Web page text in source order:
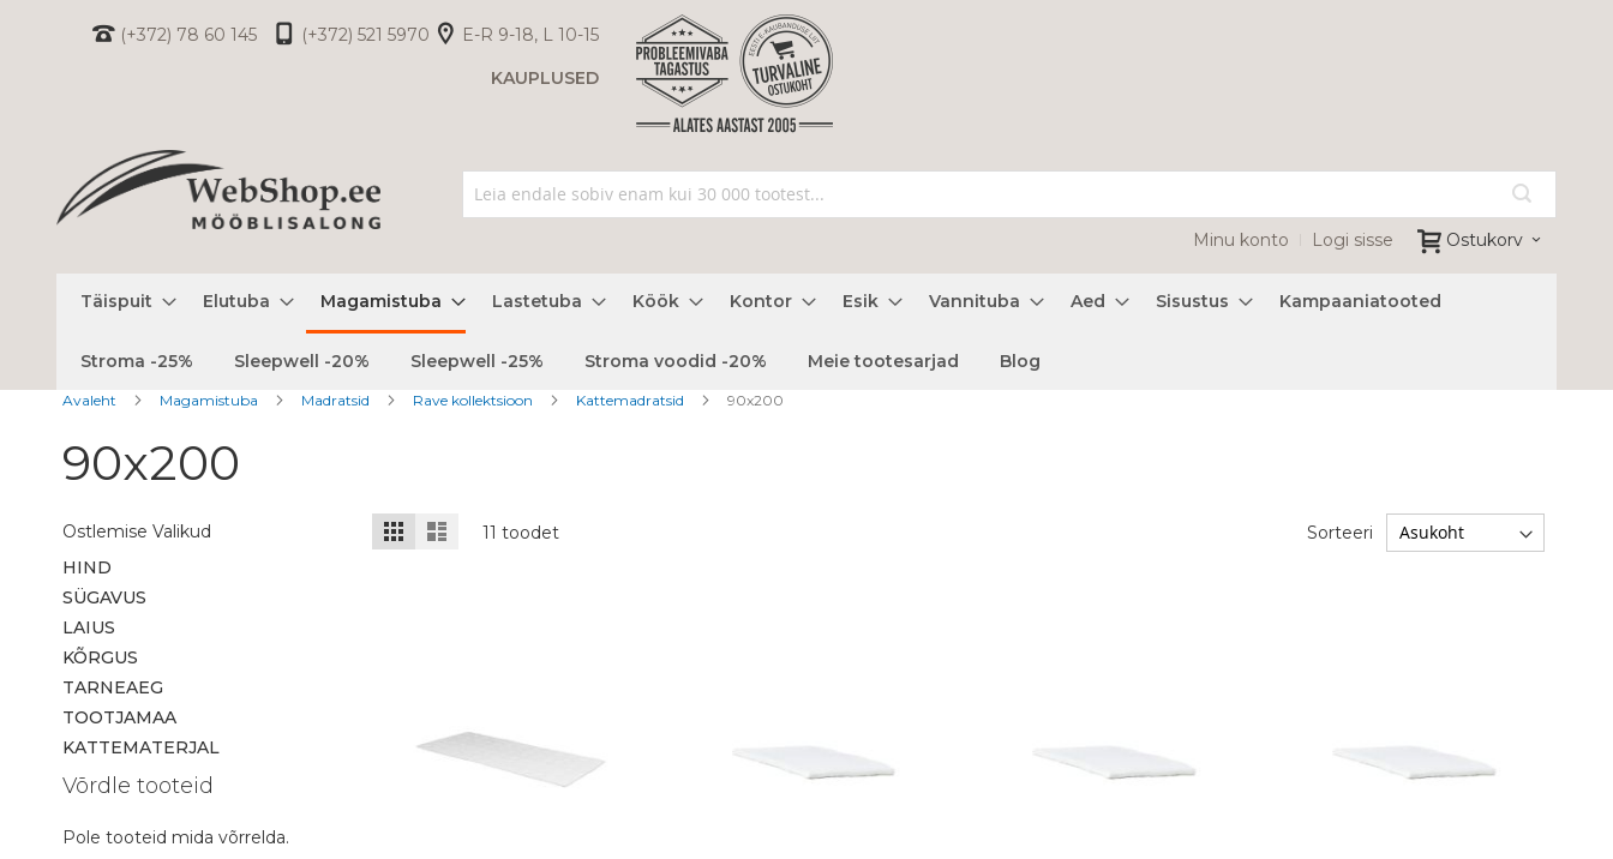
(+372) 78 60 145 (+372) 521 5970
E-R 9-18, L 10-15
KAUPLUSED
Ostukorv
Minu konto Logi sisse
Täispuit Elutuba Magamistuba Lastetuba Köök Kontor Esik Vannituba Aed Sisustus Kampaaniatooted
Stroma -25% Sleepwell -20% Sleepwell -25% Stroma voodid -20% Meie tootesarjad Blog
Avaleht Magamistuba Madratsid Rave kollektsioon Kattemadratsid 90x200
90x200
Kuvamisviis
Ruudustik
Nimekiri
11 toodet Sorteeri
Ostlemise Valikud
HIND
SÜGAVUS
LAIUS
KÕRGUS
TARNEAEG
TOOTJAMAA
KATTEMATERJAL
Võrdle tooteid
Pole tooteid mida võrrelda.